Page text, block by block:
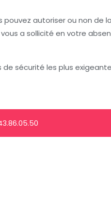
autoriser ou non de
a sollicité en votre
sécurité les plus